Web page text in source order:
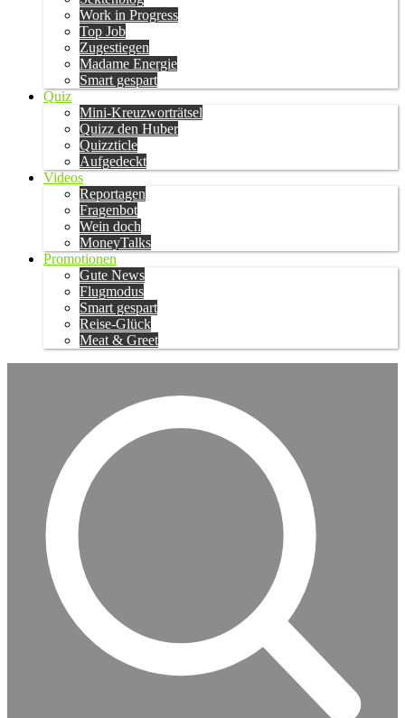
Work in Progress
Top Job
Zugestiegen
Madame Energie
Smart gespart
Quiz
Mini-Kreuzworträtsel
Quizz den Huber
Quizzticle
Aufgedeckt
Videos
Reportagen
Fragenbot
Wein doch
MoneyTalks
Promotionen
Gute News
Flugmodus
Smart gespart
Reise-Glück
Meat & Greet